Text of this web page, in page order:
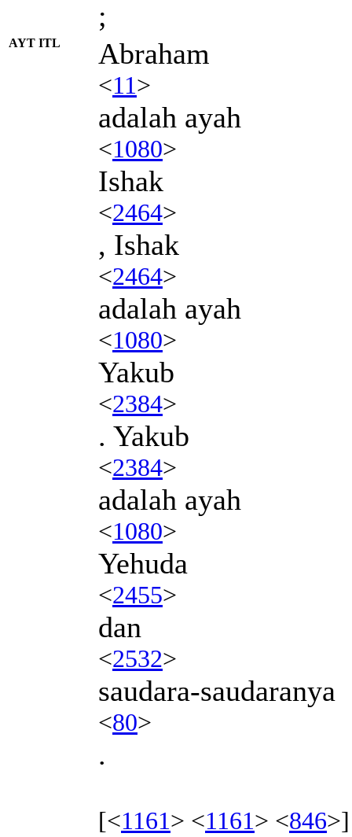
;
AYT ITL Abraham
<11>
adalah ayah
<1080>
Ishak
<2464>
, Ishak
<2464>
adalah ayah
<1080>
Yakub
<2384>
. Yakub
<2384>
adalah ayah
<1080>
Yehuda
<2455>
dan
<2532>
saudara-saudaranya
<80>
.
[<1161> <1161> <846>]